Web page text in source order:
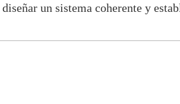
un sistema coherente y